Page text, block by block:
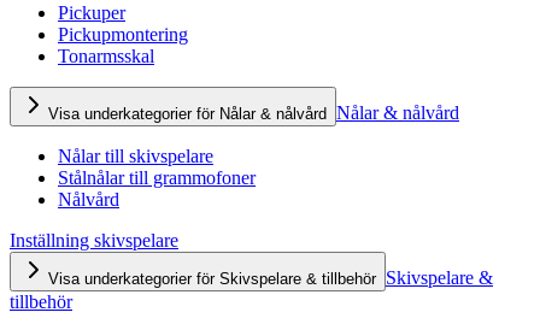
Pickuper
Pickupmontering
Tonarmsskal
Visa underkategorier för Nålar & nålvård Nålar & nålvård
Nålar till skivspelare
Stålnålar till grammofoner
Nålvård
Inställning skivspelare
Visa underkategorier för Skivspelare & tillbehör Skivspelare &
tillbehör